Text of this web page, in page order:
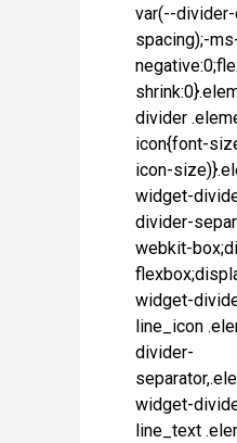
var(--
spacing);-
divider
icon{font-
icon-
widget-
divider-
webkit-
widget-
line_icon
divider-
widget-
line_text